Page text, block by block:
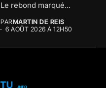
Le rebond marqué...
PARMARTIN DE REIS
6 AOÛT 2026 À 12H50